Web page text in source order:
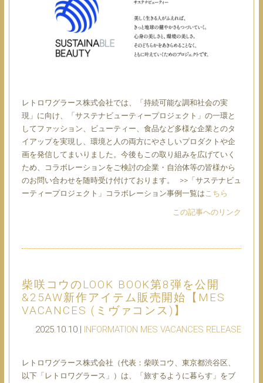
レトロワグラース株式会社では、「持続可能な調和社会の実
現」に向け、「サステナビューティープロジェクト」の一環と
してファッション、ビューティー、食品など多様な企業とのタ
イアップを実現し、環境と人の両方にやさしいプロダクトや企
画を発信してまいりました。今後もこの取り組みを広げていく
ため、コラボレーションをご検討の企業・自治体等の皆様から
のお問い合わせを随時受け付けております。 >>「サステナビュ
ーティープロジェクト」コラボレーション事例一覧は こちら
この記事へのリンク
柴咲コウのLOOK BOOK第8弾を公開
&25AW新作アイテム販売開始【MES
VACANCES (ミヴァコンス)】
2025.10.10 | INFORMATION MES VACANCES RELEASE
レトロワグラース株式会社（代表：柴咲コウ、東京都渋谷区、
以下「レトロワグラース」）は、「旅するように暮らす」をブ